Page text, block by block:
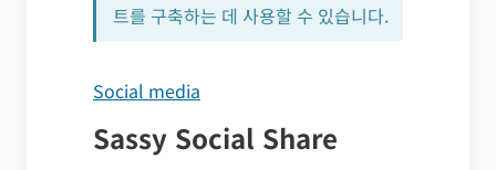
트를 구축하는 데 사용할 수 있습니다.
Social media
Sassy Social Share